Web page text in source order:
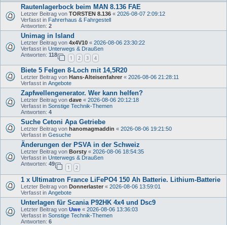
Rautenlagerbock beim MAN 8.136 FAE
Letzter Beitrag von TORSTEN 8.136 « 2026-08-07 2:09:12
Verfasst in Fahrerhaus & Fahrgestell
Antworten: 2
Unimag in Island
Letzter Beitrag von 4x4V10 « 2026-08-06 23:30:22
Verfasst in Unterwegs & Draußen
Antworten: 118
1 2 3 4
Biete 5 Felgen 8-Loch mit 14,5R20
Letzter Beitrag von Hans-Alteisenfahrer « 2026-08-06 21:28:11
Verfasst in Angebote
Zapfwellengenerator. Wer kann helfen?
Letzter Beitrag von dave « 2026-08-06 20:12:18
Verfasst in Sonstige Technik-Themen
Antworten: 4
Suche Cetoni Apa Getriebe
Letzter Beitrag von hanomagmaddin « 2026-08-06 19:21:50
Verfasst in Gesuche
Änderungen der PSVA in der Schweiz
Letzter Beitrag von Borsty « 2026-08-06 18:54:35
Verfasst in Unterwegs & Draußen
Antworten: 49
1 2
1 x Ultimatron France LiFePO4 150 Ah Batterie. Lithium-Batterie
Letzter Beitrag von Donnerlaster « 2026-08-06 13:59:01
Verfasst in Angebote
Unterlagen für Scania P92HK 4x4 und Dsc9
Letzter Beitrag von Uwe « 2026-08-06 13:36:03
Verfasst in Sonstige Technik-Themen
Antworten: 6